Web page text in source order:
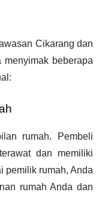
Cikarang dan
menyimak beberapa
rumah. Pembeli
dan memiliki
pemilik rumah, Anda
rumah Anda dan